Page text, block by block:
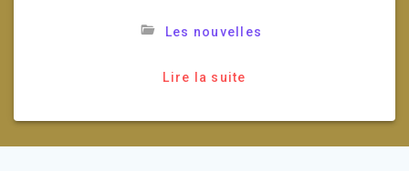
Les nouvelles
Lire la suite